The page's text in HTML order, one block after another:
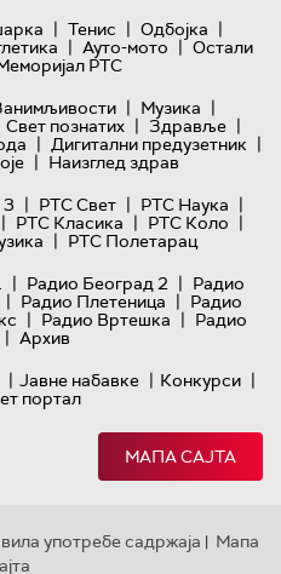
| Тенис | Одбојка |
| Ауто-мото | Остали
РТС
| Музика |
Свет познатих | Здравље |
| Дигитални предузетник |
| Наизглед здрав
| РТС Свет | РТС Наука |
| РТС Класика | РТС Коло |
| РТС Полетарац
| Радио Београд 2 | Радио
| Радио Плетеница | Радио
| Радио Вртешка | Радио
| Архив
| Јавне набавке | Конкурси |
портал
МАПА САЈТА
употребе садржаја | Мапа